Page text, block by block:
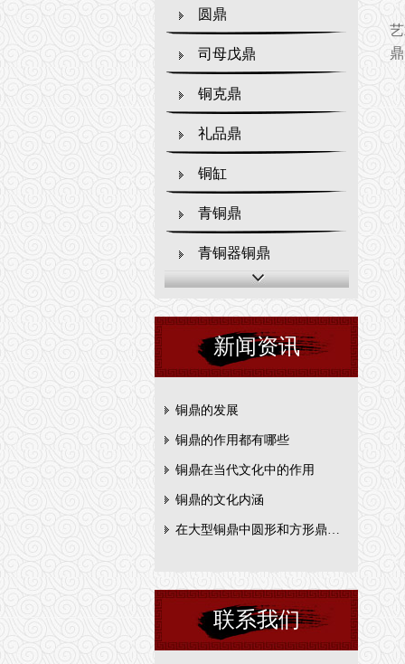
圆鼎
司母戊鼎
铜克鼎
礼品鼎
铜缸
青铜鼎
青铜器铜鼎
新闻资讯
铜鼎的发展
铜鼎的作用都有哪些
铜鼎在当代文化中的作用
铜鼎的文化内涵
在大型铜鼎中圆形和方形鼎…
联系我们